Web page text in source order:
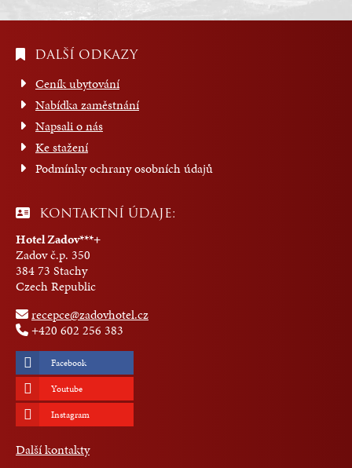
DALŠÍ ODKAZY
Ceník ubytování
Nabídka zaměstnání
Napsali o nás
Ke stažení
Podmínky ochrany osobních údajů
KONTAKTNÍ ÚDAJE:
Hotel Zadov***+
Zadov č.p. 350
384 73 Stachy
Czech Republic
recepce@zadovhotel.cz
+420 602 256 383
Facebook
Youtube
Instagram
Další kontakty